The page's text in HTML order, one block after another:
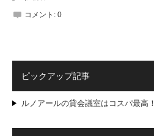
コメント: 0
ピックアップ記事
ルノアールの貸会議室はコスパ最高！